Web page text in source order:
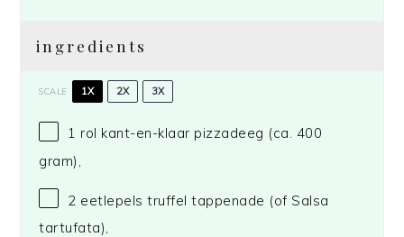
ingredients
SCALE 1X 2X 3X
1 rol kant-en-klaar pizzadeeg (ca. 400
gram),
2 eetlepels truffel tappenade (of Salsa
tartufata),